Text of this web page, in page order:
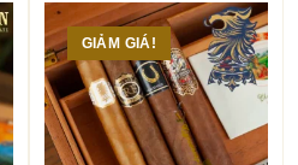
GIẢM GIÁ!